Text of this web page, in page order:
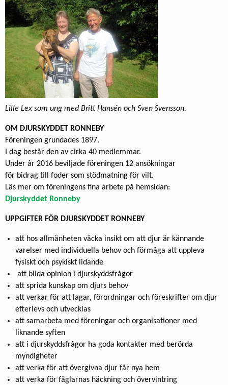
Lille Lex som ung med Britt Hansén och Sven Svensson.
OM DJURSKYDDET RONNEBY
Föreningen grundades 1897.
I dag består den av cirka 40 medlemmar.
Under år 2016 beviljade föreningen 12 ansökningar
för bidrag till foder som stödmatning för vilt.
Läs mer om föreningens fina arbete på hemsidan:
Djurskyddet Ronneby
UPPGIFTER FÖR DJURSKYDDET RONNEBY
att hos allmänheten väcka insikt om att djur är kännande
varelser med individuella behov och förmåga att uppleva
fysiskt och psykiskt lidande
att bilda opinion i djurskyddsfrågor
att sprida kunskap om djurs behov
att verkar för att lagar, förordningar och föreskrifter om djur
efterlevs och utvecklas
att samarbeta med föreningar och organisationer med
liknande syften
att i djurskyddsfrågor ha goda kontakter med berörda
myndigheter
att verka för att övergivna djur får nya hem
att verka för fåglarnas häckning och övervintring